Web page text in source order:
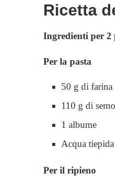
Ricetta
Ingredienti per 2
Per la pasta
50 g di farina
110 g di
1 albume
Acqua
Per il ripieno